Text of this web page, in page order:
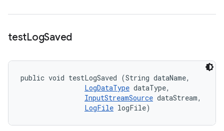
testLogSaved
public void testLogSaved (String dataName,
LogDataType dataType,
InputStreamSource dataStream,
LogFile logFile)